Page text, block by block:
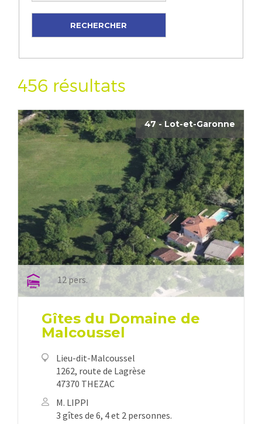
456 résultats
47 - Lot-et-Garonne
12 pers.
Gîtes du Domaine de
Malcoussel
Lieu-dit-Malcoussel
1262, route de Lagrèse
47370 THEZAC
M. LIPPI
3 gîtes de 6, 4 et 2 personnes.